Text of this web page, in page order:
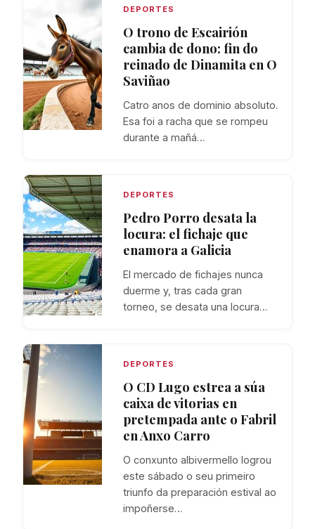
DEPORTES
O trono de Escairión
cambia de dono: fin do
reinado de Dinamita en O
Saviñao
Catro anos de dominio absoluto.
Esa foi a racha que se rompeu
durante a mañá…
DEPORTES
Pedro Porro desata la
locura: el fichaje que
enamora a Galicia
El mercado de fichajes nunca
duerme y, tras cada gran
torneo, se desata una locura…
DEPORTES
O CD Lugo estrea a súa
caixa de vitorias en
pretempada ante o Fabril
en Anxo Carro
O conxunto albivermello logrou
este sábado o seu primeiro
triunfo da preparación estival ao
impoñerse…